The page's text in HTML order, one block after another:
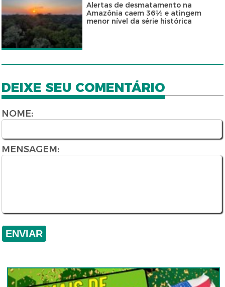
Alertas de desmatamento na
Amazônia caem 36% e atingem
menor nível da série histórica
DEIXE SEU COMENTÁRIO
NOME:
MENSAGEM: